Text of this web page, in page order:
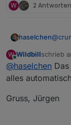
W 2 Antworten
haselchen@
Ich
Ich
Ich
W
Online
Wildbillschrieb
zuletzt
@haselchen
alles
Gruss, Jürgen